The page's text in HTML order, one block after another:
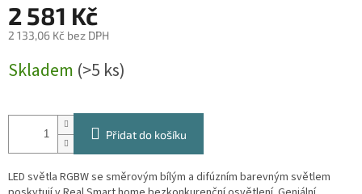
2 581 Kč
2 133,06 Kč bez DPH
cena:
Skladem (>5 ks)
Přidat do košíku
LED světla RGBW se směrovým bílým a difúzním barevným světlem